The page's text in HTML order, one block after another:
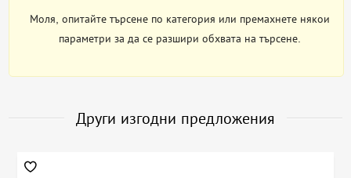
Моля, опитайте търсене по категория или премахнете някои
параметри за да се разшири обхвата на търсене.
Други изгодни предложения